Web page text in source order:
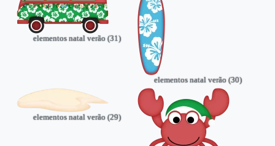
elementos natal verão (31)
elementos natal verão (30)
elementos natal verão (29)